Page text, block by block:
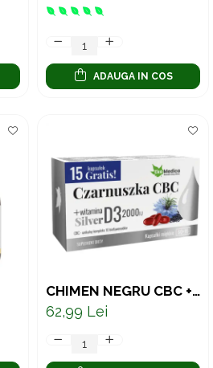
ADAUGA IN COS
CHIMEN NEGRU CBC +
VITAMINA D3 2000 UI -
75 CAPSULE
62,99 Lei